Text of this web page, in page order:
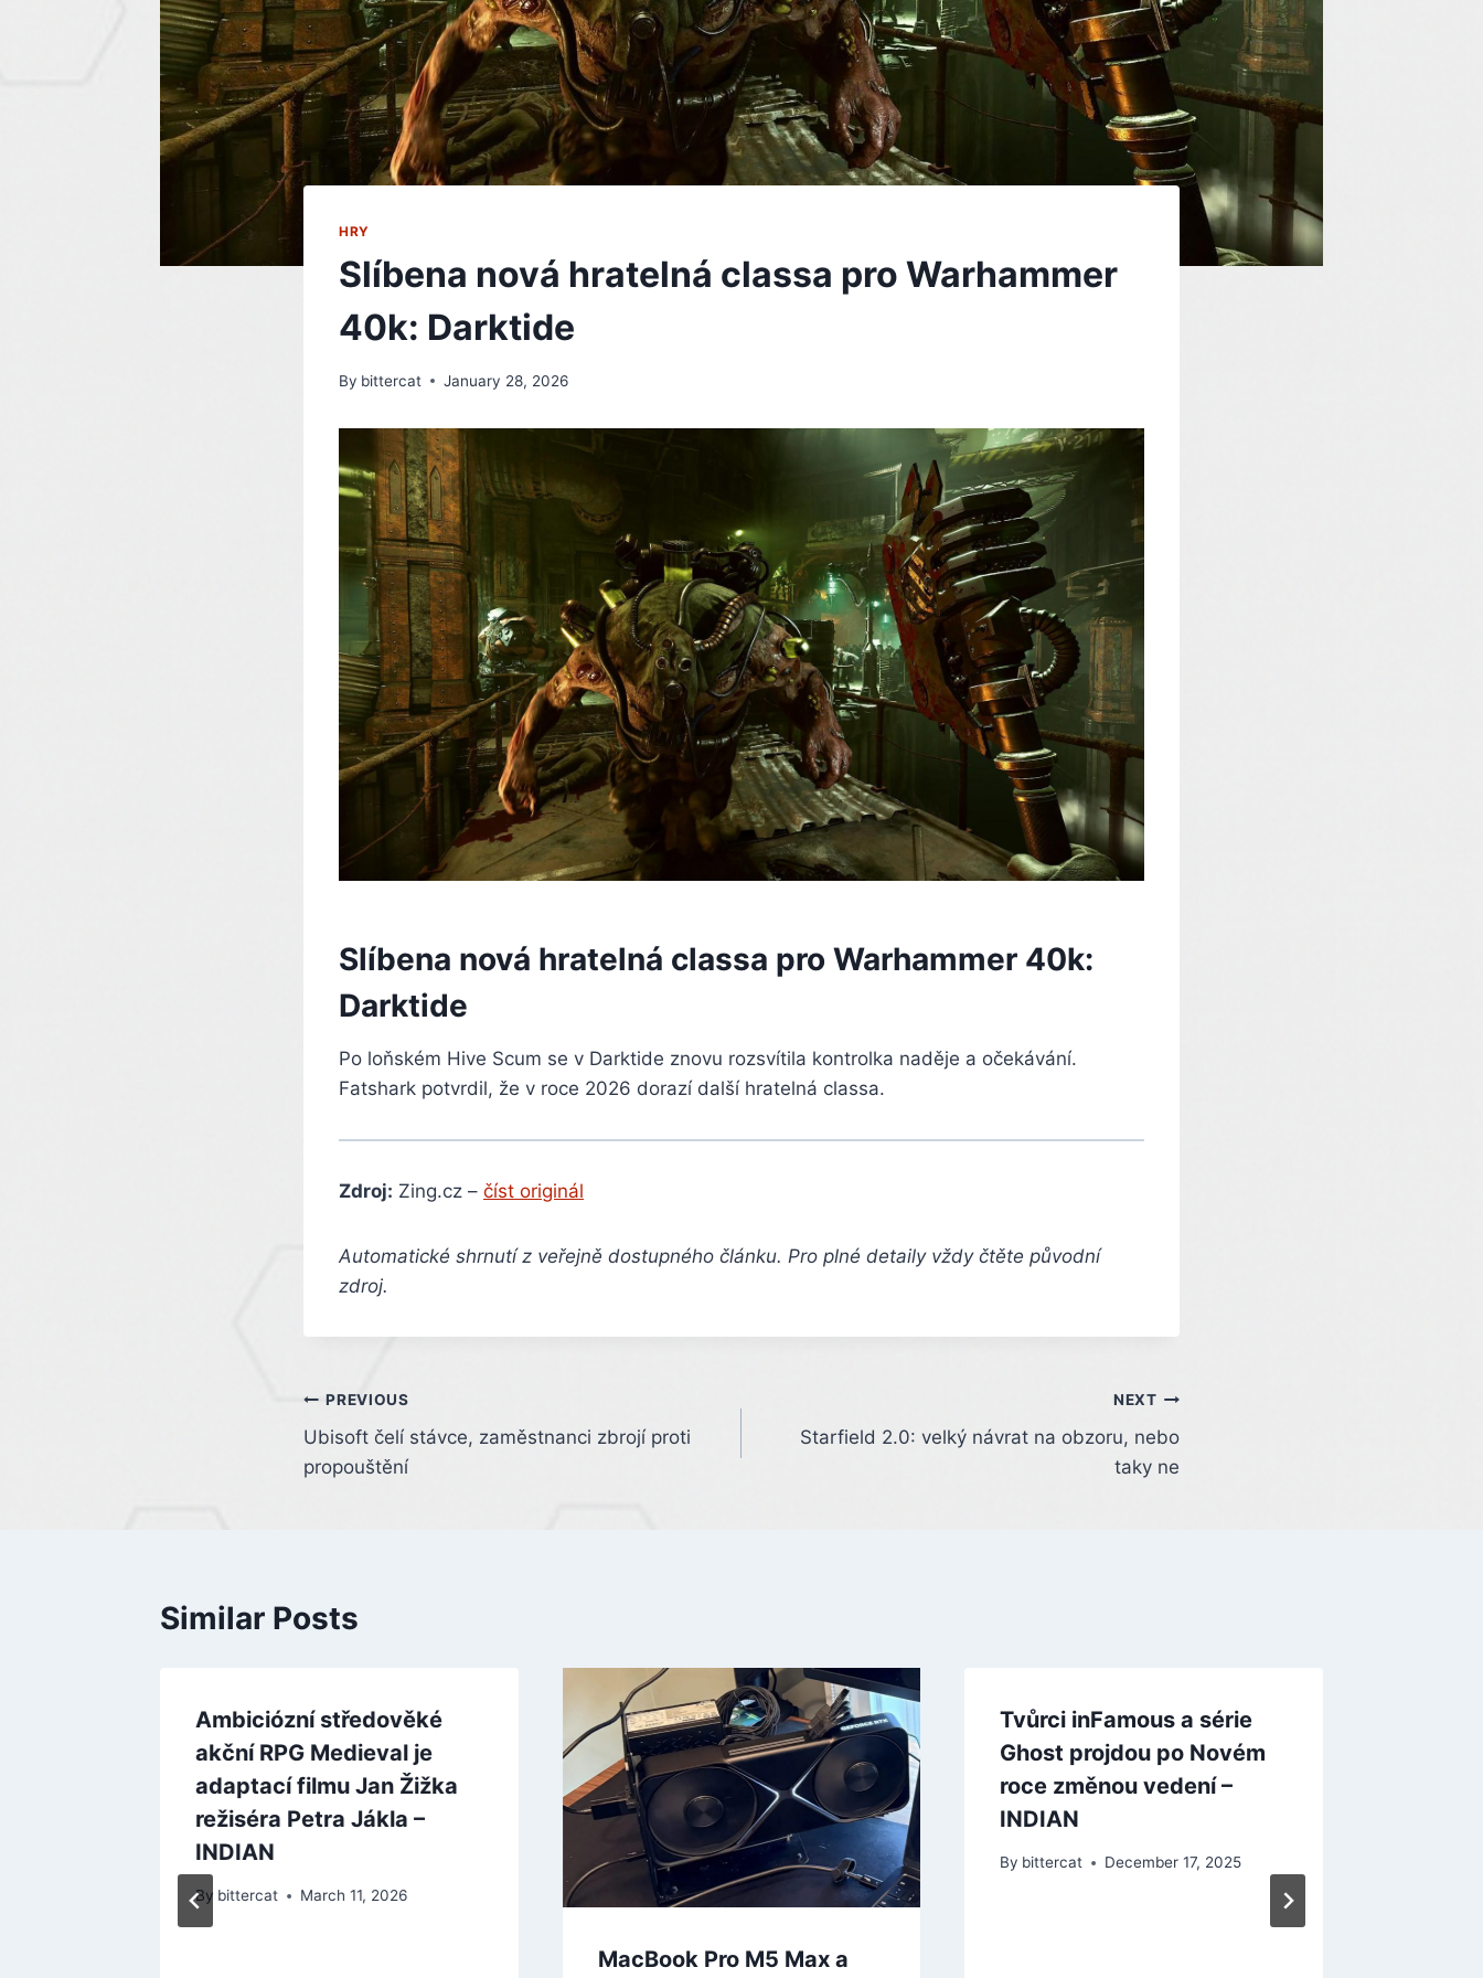
HRY
Slíbena nová hratelná classa pro Warhammer
40k: Darktide
By bittercat January 28, 2026
Slíbena nová hratelná classa pro Warhammer 40k:
Darktide
Po loňském Hive Scum se v Darktide znovu rozsvítila kontrolka naděje a očekávání.
Fatshark potvrdil, že v roce 2026 dorazí další hratelná classa.
Zdroj: Zing.cz – číst originál
Automatické shrnutí z veřejně dostupného článku. Pro plné detaily vždy čtěte původní
zdroj.
Post
navigation
PREVIOUS
Ubisoft čelí stávce, zaměstnanci zbrojí proti
propouštění
NEXT
Starfield 2.0: velký návrat na obzoru, nebo
taky ne
Similar Posts
Ambiciózní středověké
akční RPG Medieval je
adaptací filmu Jan Žižka
režiséra Petra Jákla –
INDIAN
By bittercat March 11, 2026
MacBook Pro M5 Max a
Tvůrci inFamous a série
Ghost projdou po Novém
roce změnou vedení –
INDIAN
By bittercat December 17, 2025